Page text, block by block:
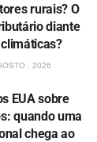
rurais? O
diante
, 2026
EUA sobre
quando uma
chega ao